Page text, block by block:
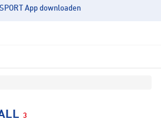
App downloaden
3